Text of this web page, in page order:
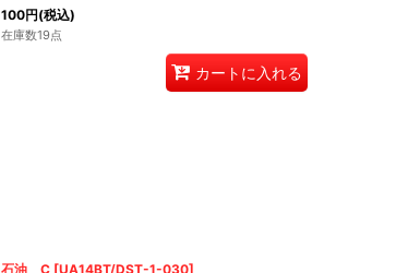
100円(税込)
在庫数19点
カートに入れる
石油 C [UA14BT/DST-1-030]